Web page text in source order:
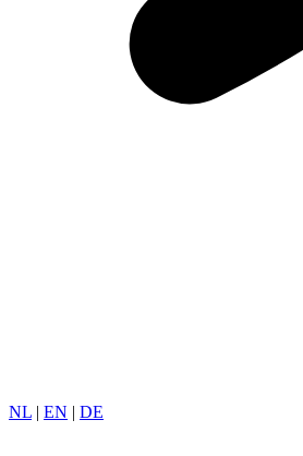
NL | EN | DE